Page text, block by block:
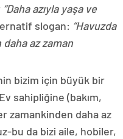
“Daha azıyla yaşa ve
slogan: “Havuzda
az zaman
bizim için büyük bir
sahipliğine (bakım,
zamankinden daha az
bu da bizi aile, hobiler,